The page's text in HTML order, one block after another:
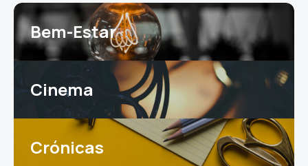
Bem-Estar
Cinema
Crónicas